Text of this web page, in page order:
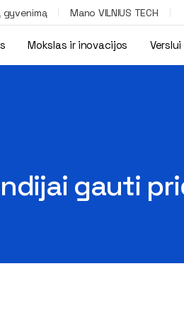
gyvenimą Mano VILNIUS TECH
Mokslas ir inovacijos Verslui
gauti